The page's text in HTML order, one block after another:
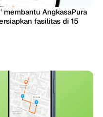
AngkasaPura
fasilitas di 15